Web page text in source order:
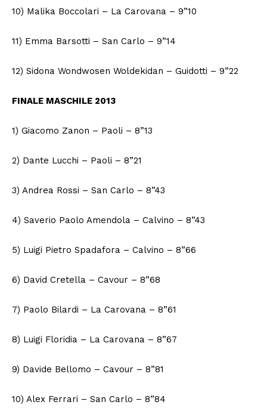
10) Malika Boccolari – La Carovana – 9”10
11) Emma Barsotti – San Carlo – 9”14
12) Sidona Wondwosen Woldekidan – Guidotti – 9”22
FINALE MASCHILE 2013
1) Giacomo Zanon – Paoli – 8”13
2) Dante Lucchi – Paoli – 8”21
3) Andrea Rossi – San Carlo – 8”43
4) Saverio Paolo Amendola – Calvino – 8”43
5) Luigi Pietro Spadafora – Calvino – 8”66
6) David Cretella – Cavour – 8”68
7) Paolo Bilardi – La Carovana – 8”61
8) Luigi Floridia – La Carovana – 8”67
9) Davide Bellomo – Cavour – 8”81
10) Alex Ferrari – San Carlo – 8”84